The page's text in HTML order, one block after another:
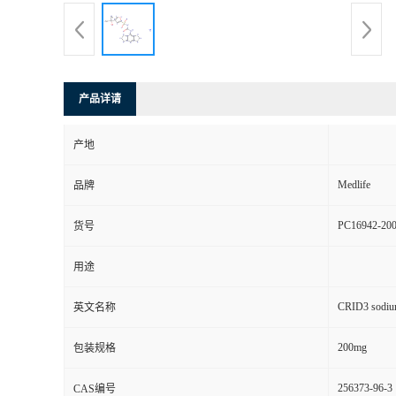
产品详请
产地
品牌 Medlife
货号 PC16942-
用途
英文名称 CRID3
包装规格 200mg
CAS编号 256373-96-3